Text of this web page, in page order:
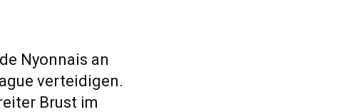
Nyonnais an
verteidigen.
Brust im